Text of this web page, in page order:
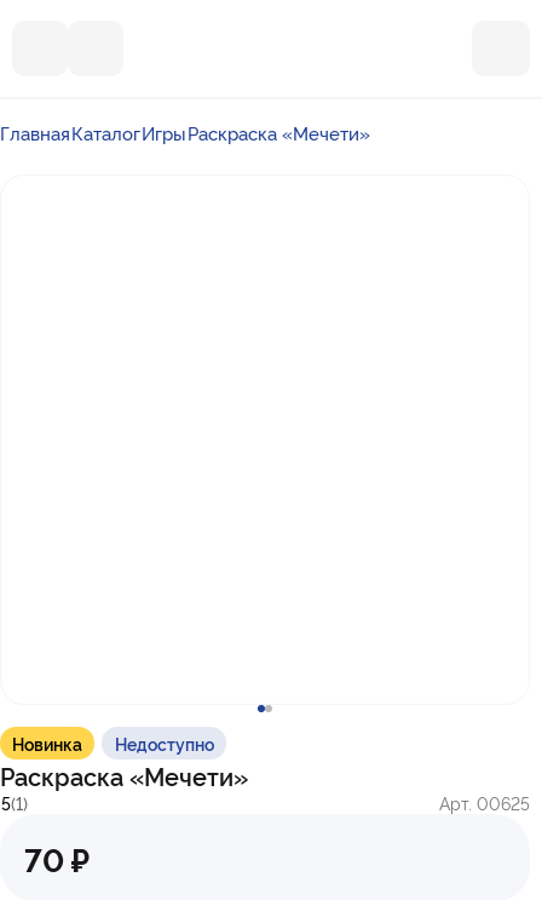
ГлавнаяКаталогИгрыРаскраска «Мечети»
Новинка Недоступно
Раскраска «Мечети»
5(1) Арт. 00625
70 ₽